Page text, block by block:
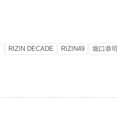
RIZIN DECADE RIZIN49 堀口恭司